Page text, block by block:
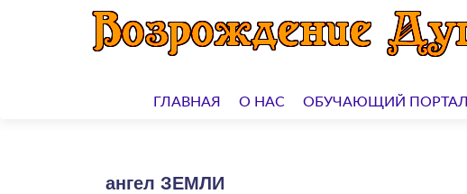
кГЛАВНАЯ О НАС ОБУЧАЮЩИЙ ПОРТАЛ
ангел ЗЕМЛИ